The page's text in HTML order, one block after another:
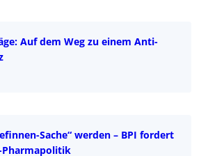
Auf dem Weg zu einem Anti-
Sache“ werden – BPI fordert
Pharmapolitik